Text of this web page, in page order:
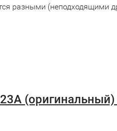
разными (неподходящими